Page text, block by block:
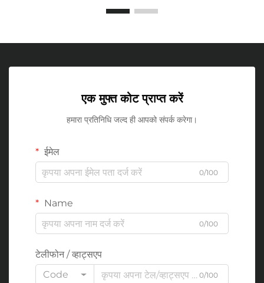
एक मुफ्त कोट प्राप्त करें
हमारा प्रतिनिधि जल्द ही आपको संपर्क करेगा।
ईमेल
0/100
Name
0/100
टेलीफोन / व्हाट्सएप
Code
0/100